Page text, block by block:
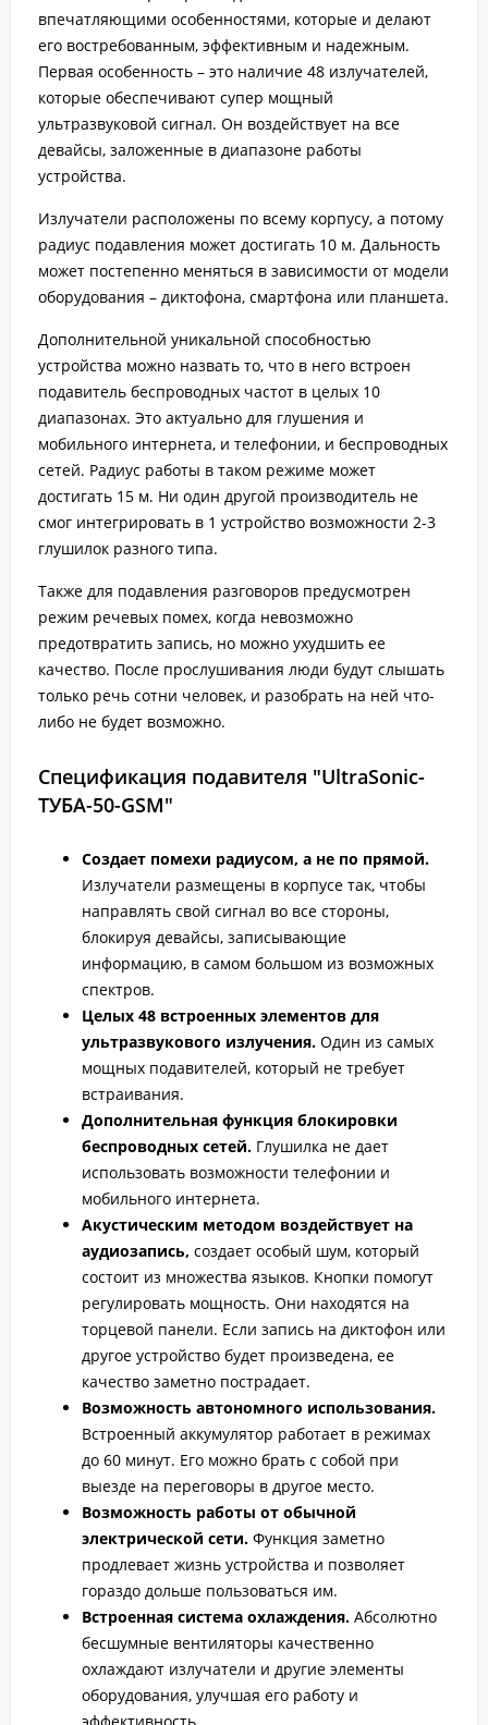
впечатляющими особенностями, которые и делают
его востребованным, эффективным и надежным.
Первая особенность – это наличие 48 излучателей,
которые обеспечивают супер мощный
ультразвуковой сигнал. Он воздействует на все
девайсы, заложенные в диапазоне работы
устройства.
Излучатели расположены по всему корпусу, а потому
радиус подавления может достигать 10 м. Дальность
может постепенно меняться в зависимости от модели
оборудования – диктофона, смартфона или планшета.
Дополнительной уникальной способностью
устройства можно назвать то, что в него встроен
подавитель беспроводных частот в целых 10
диапазонах. Это актуально для глушения и
мобильного интернета, и телефонии, и беспроводных
сетей. Радиус работы в таком режиме может
достигать 15 м. Ни один другой производитель не
смог интегрировать в 1 устройство возможности 2-3
глушилок разного типа.
Также для подавления разговоров предусмотрен
режим речевых помех, когда невозможно
предотвратить запись, но можно ухудшить ее
качество. После прослушивания люди будут слышать
только речь сотни человек, и разобрать на ней что-
либо не будет возможно.
Спецификация подавителя "UltraSonic-
ТУБА-50-GSM"
Создает помехи радиусом, а не по прямой.
Излучатели размещены в корпусе так, чтобы
направлять свой сигнал во все стороны,
блокируя девайсы, записывающие
информацию, в самом большом из возможных
спектров.
Целых 48 встроенных элементов для
ультразвукового излучения. Один из самых
мощных подавителей, который не требует
встраивания.
Дополнительная функция блокировки
беспроводных сетей. Глушилка не дает
использовать возможности телефонии и
мобильного интернета.
Акустическим методом воздействует на
аудиозапись, создает особый шум, который
состоит из множества языков. Кнопки помогут
регулировать мощность. Они находятся на
торцевой панели. Если запись на диктофон или
другое устройство будет произведена, ее
качество заметно пострадает.
Возможность автономного использования.
Встроенный аккумулятор работает в режимах
до 60 минут. Его можно брать с собой при
выезде на переговоры в другое место.
Возможность работы от обычной
электрической сети. Функция заметно
продлевает жизнь устройства и позволяет
гораздо дольше пользоваться им.
Встроенная система охлаждения. Абсолютно
бесшумные вентиляторы качественно
охлаждают излучатели и другие элементы
оборудования, улучшая его работу и